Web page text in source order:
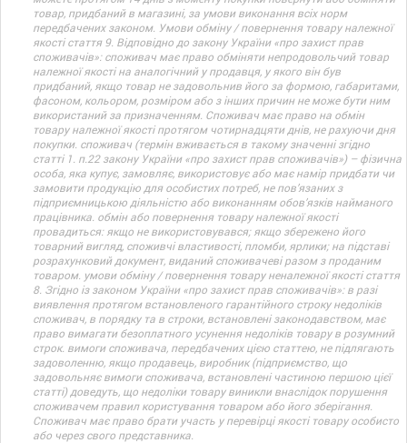
товар, придбаний в магазині, за умови виконання всіх норм
передбачених законом. Умови обміну / повернення товару належної
якості стаття 9. Відповідно до закону України «про захист прав
споживачів»: споживач має право обміняти непродовольчий товар
належної якості на аналогічний у продавця, у якого він був
придбаний, якщо товар не задовольнив його за формою, габаритами,
фасоном, кольором, розміром або з інших причин не може бути ним
використаний за призначенням. Споживач має право на обмін
товару належної якості протягом чотирнадцяти днів, не рахуючи дня
покупки. споживач (термін вживається в такому значенні згідно
статті 1. п.22 закону України «про захист прав споживачів») – фізична
особа, яка купує, замовляє, використовує або має намір придбати чи
замовити продукцію для особистих потреб, не пов’язаних з
підприємницькою діяльністю або виконанням обов’язків найманого
працівника. обмін або повернення товару належної якості
провадиться: якщо не використовувався; якщо збережено його
товарний вигляд, споживчі властивості, пломби, ярлики; на підставі
розрахунковий документ, виданий споживачеві разом з проданим
товаром. умови обміну / повернення товару неналежної якості стаття
8. Згідно із законом України «про захист прав споживачів»: в разі
виявлення протягом встановленого гарантійного строку недоліків
споживач, в порядку та в строки, встановлені законодавством, має
право вимагати безоплатного усунення недоліків товару в розумний
строк. вимоги споживача, передбачених цією статтею, не підлягають
задоволенню, якщо продавець, виробник (підприємство, що
задовольняє вимоги споживача, встановлені частиною першою цієї
статті) доведуть, що недоліки товару виникли внаслідок порушення
споживачем правил користування товаром або його зберігання.
Споживач має право брати участь у перевірці якості товару особисто
або через свого представника.